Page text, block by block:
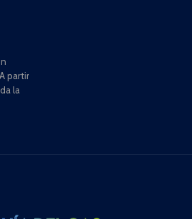
partir
la